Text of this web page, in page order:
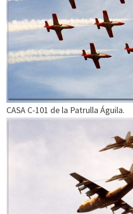
CASA C-101 de la Patrulla Águila.